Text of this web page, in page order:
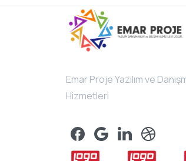
Emar Proje Yazılım ve
Hizmetleri